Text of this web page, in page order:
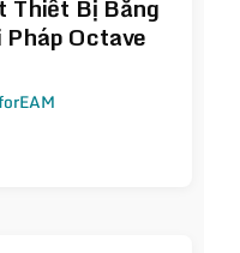
Thiết Bị Bằng
Octave